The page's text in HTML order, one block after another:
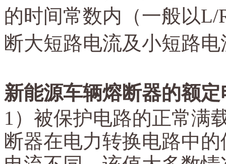
的时间常数内（一般以L/
断大短路电流及小短路
新能源车辆熔断器的额
1）被保护电路的正常满
断器在电力转换电路中